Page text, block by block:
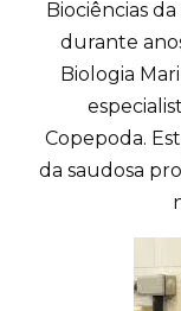
Biociências
durante
Biologia
Copepoda.
da saudosa